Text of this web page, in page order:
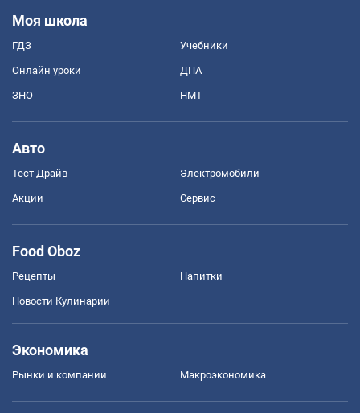
Моя школа
ГДЗ Учебники
Онлайн уроки ДПА
ЗНО НМТ
Авто
Тест Драйв Электромобили
Акции Сервис
Food Oboz
Рецепты Напитки
Новости Кулинарии
Экономика
Рынки и компании Mакроэкономика